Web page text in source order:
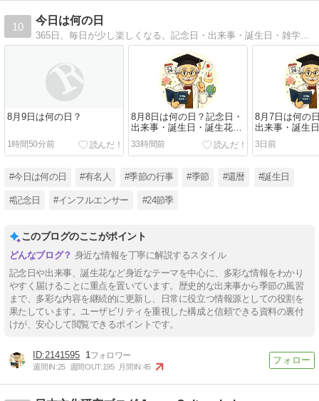
10
今日は何の日
365日、毎日が少し楽しくなる。記念日・出来事・誕生日・雑学を毎日お届けします(・∀・)b
8月9日は何の日？
1時間50分前
8月8日は何の日？記念日・
出来事・誕生日・誕生花を
詳しく紹介
33時間前
8月7日は何の
出来事・誕生
詳しく紹介
3日前
#今日は何の日 #有名人 #季節の行事 #季節 #還暦 #誕生日
#記念日 #インフルエンサー #24節季
このブログのここがポイント
身近な情報を丁寧に解説するスタイル
記念日や出来事、誕生花など身近なテーマを中心に、多彩な情報をわかり
やすく届けることに重点を置いています。歴史的な出来事から季節の風習
まで、多彩な内容を継続的に更新し、日常に役立つ情報源としての役割を
果たしています。ユーザビリティを重視した構成と信頼できる資料の裏付
けが、安心して閲覧できるポイントです。
2141595 1
週間IN:25 週間OUT:195 月間IN:45